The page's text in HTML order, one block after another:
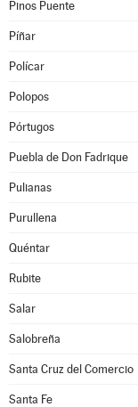
Pinos Puente
Píñar
Polícar
Polopos
Pórtugos
Puebla de Don Fadrique
Pulianas
Purullena
Quéntar
Rubite
Salar
Salobreña
Santa Cruz del Comercio
Santa Fe